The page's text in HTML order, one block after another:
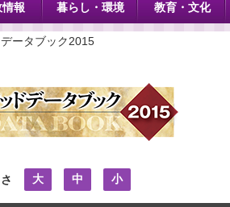
情報 暮らし・環境 教育・文化
ータブック2015
大 中 小